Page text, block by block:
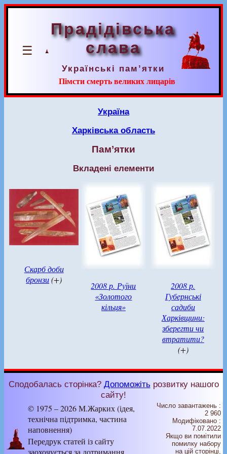
☰
Прадідівська
слава
Українські пам’ятки
Пімсти смерть великих лицарів
Україна
Харківська область
Пам’ятки
Вкладені елементи
Скарб доби
бронзи(+)
2008 р. Руїни
«Золотого
кільця»
2008 р.
Губернські
садиби
Харківщини:
зберегти чи
втратити?
(+)
Сподобалась сторінка? Допоможіть розвитку нашого
сайту!
© 1975 – 2026 М.Жарких (ідея,
технічна підтримка, частина
наповнення)
Передрук статей із сайту
заохочується за дотримання
Число завантажень :
2 960
Модифіковано :
7.07.2022
Якщо ви помітили
помилку набору
на цiй сторiнцi,